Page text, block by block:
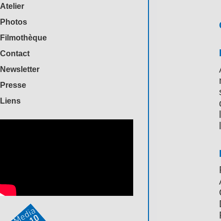
Atelier
Photos
Filmothèque
Contact
Newsletter
Presse
Liens